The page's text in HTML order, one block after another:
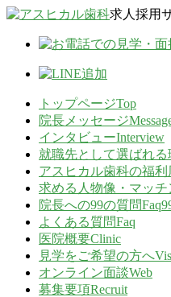
Skip
content
求人採用
トップページTop
院長メッセージ
インタビューInterview
就職先として選ばれる
アスヒカル歯科の福利
求める人物像・マッ
院長への99の質問
よくある質問Faq
医院概要Clinic
見学をご希望の方へ
オンライン面談Web
募集要項Recruit